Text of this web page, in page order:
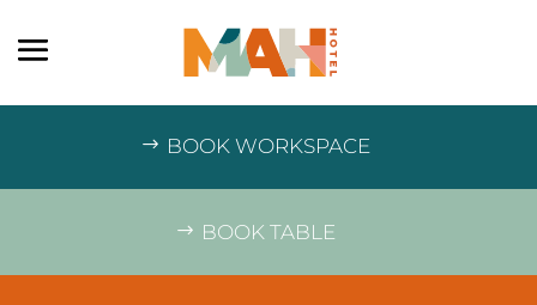
BOOK WORKSPACE
BOOK TABLE